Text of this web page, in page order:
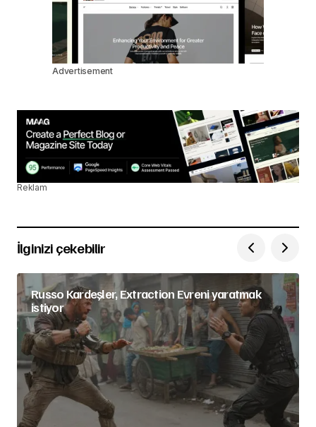
Advertisement
Reklam
İlginizi çekebilir
Russo Kardeşler, Extraction Evreni yaratmak
istiyor